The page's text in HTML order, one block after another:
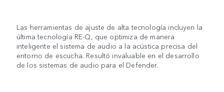
Las herramientas de ajuste de alta tecnología incluyen la
última tecnología RE-Q, que optimiza de manera
inteligente el sistema de audio a la acústica precisa del
entorno de escucha. Resultó invaluable en el desarrollo
de los sistemas de audio para el Defender.